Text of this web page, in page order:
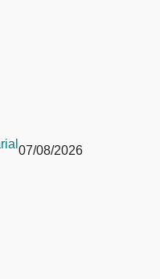
07/08/2026